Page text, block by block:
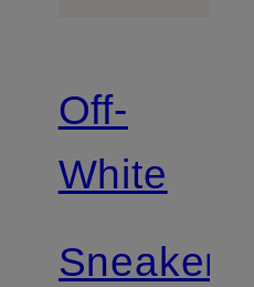
Off-
White
Sneaker